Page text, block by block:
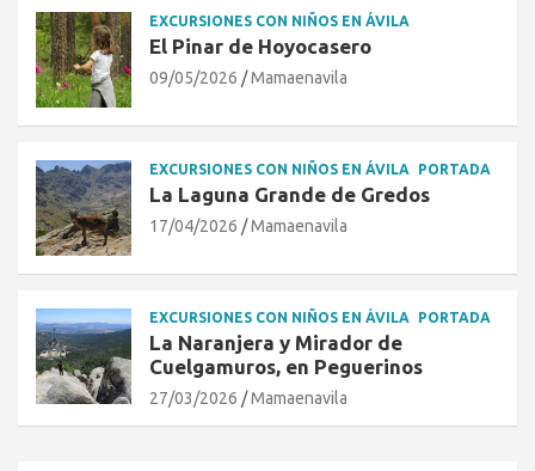
EXCURSIONES CON NIÑOS EN ÁVILA
El Pinar de Hoyocasero
09/05/2026 Mamaenavila
EXCURSIONES CON NIÑOS EN ÁVILA PORTADA
La Laguna Grande de Gredos
17/04/2026 Mamaenavila
EXCURSIONES CON NIÑOS EN ÁVILA PORTADA
La Naranjera y Mirador de
Cuelgamuros, en Peguerinos
27/03/2026 Mamaenavila